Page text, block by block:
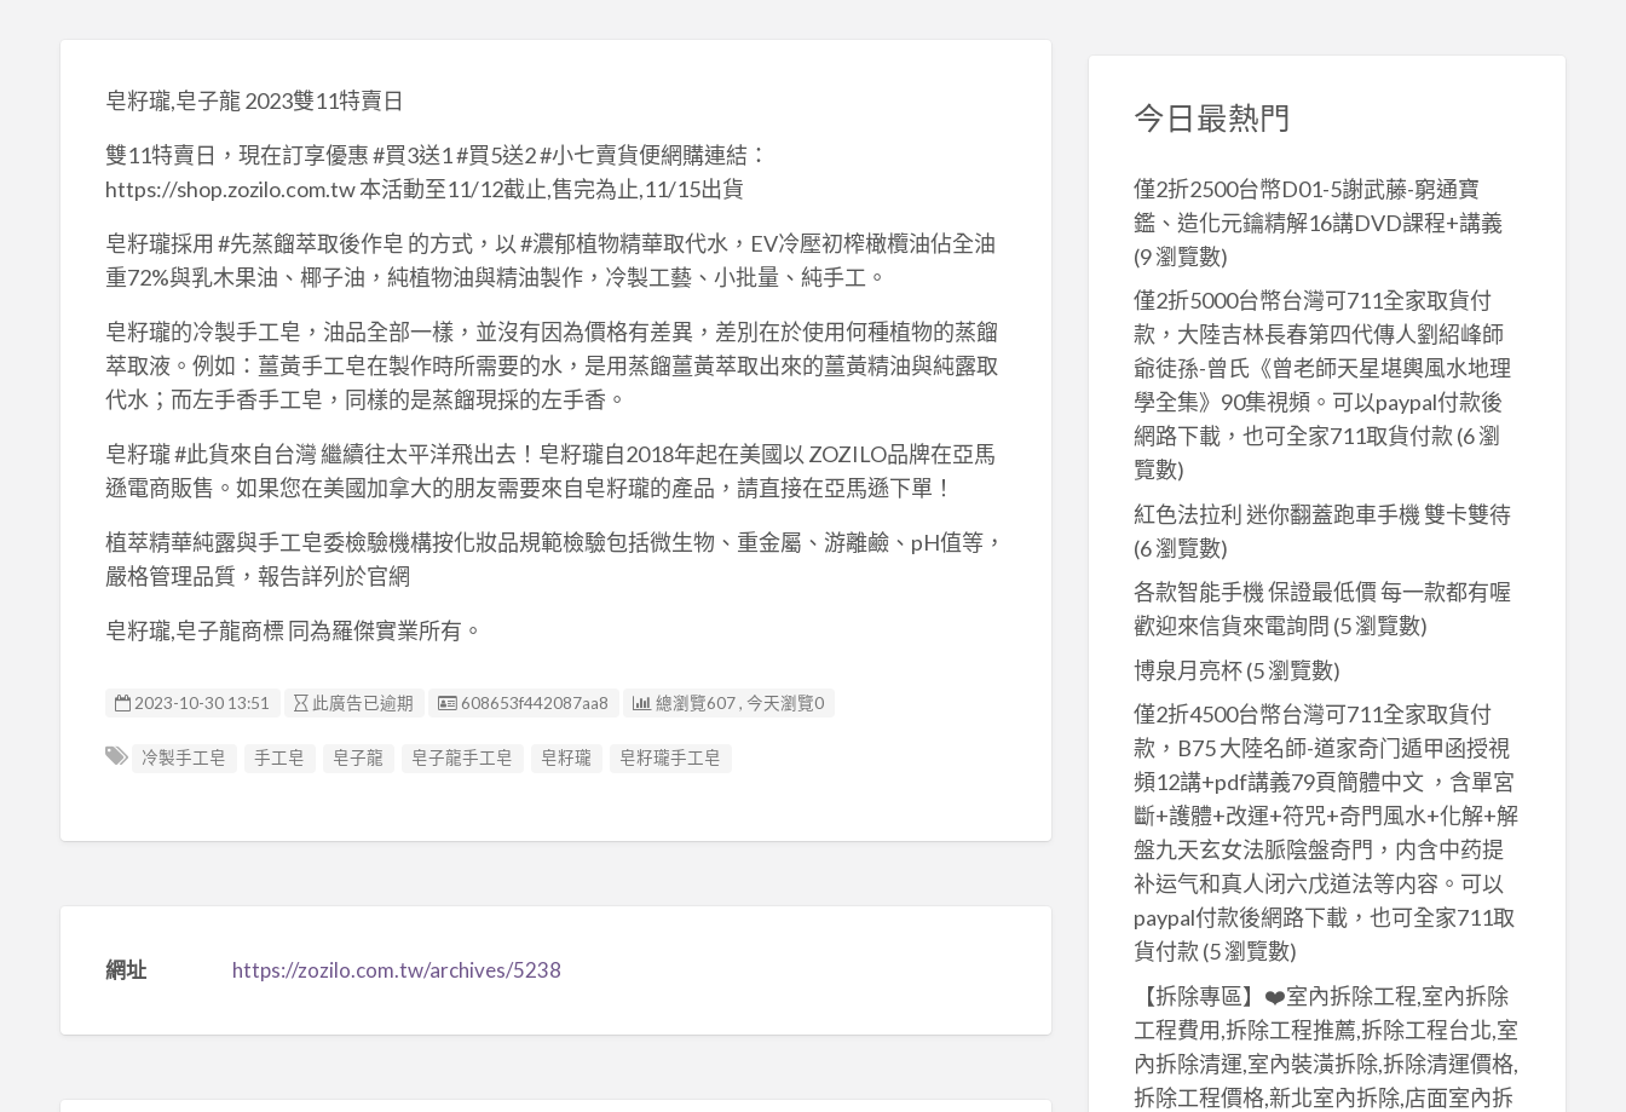
皂籽瓏,皂子龍 2023雙11特賣日
雙11特賣日，現在訂享優惠 #買3送1 #買5送2 #小七賣貨便網購連結：
https://shop.zozilo.com.tw 本活動至11/12截止,售完為止,11/15出貨
皂籽瓏採用 #先蒸餾萃取後作皂 的方式，以 #濃郁植物精華取代水，EV冷壓初榨橄欖油佔全油
重72%與乳木果油、椰子油，純植物油與精油製作，冷製工藝、小批量、純手工。
皂籽瓏的冷製手工皂，油品全部一樣，並沒有因為價格有差異，差別在於使用何種植物的蒸餾
萃取液。例如：薑黃手工皂在製作時所需要的水，是用蒸餾薑黃萃取出來的薑黃精油與純露取
代水；而左手香手工皂，同樣的是蒸餾現採的左手香。
皂籽瓏 #此貨來自台灣 繼續往太平洋飛出去！皂籽瓏自2018年起在美國以 ZOZILO品牌在亞馬
遜電商販售。如果您在美國加拿大的朋友需要來自皂籽瓏的產品，請直接在亞馬遜下單！
植萃精華純露與手工皂委檢驗機構按化妝品規範檢驗包括微生物、重金屬、游離鹼、pH值等，
嚴格管理品質，報告詳列於官網
皂籽瓏,皂子龍商標 同為羅傑實業所有。
2023-10-30 13:51 此廣告已逾期 廣告编號
608653f442087aa8 總瀏覽607 , 今天瀏覽0
冷製手工皂 手工皂 皂子龍 皂子龍手工皂 皂籽瓏 皂籽瓏手工皂
網址 https://zozilo.com.tw/archives/5238
今日最熱門
僅2折2500台幣D01-5謝武藤-窮通寶
鑑、造化元鑰精解16講DVD課程+講義
(9 瀏覽數)
僅2折5000台幣台灣可711全家取貨付
款，大陸吉林長春第四代傳人劉紹峰師
爺徒孫-曾氏《曾老師天星堪輿風水地理
學全集》90集視頻。可以paypal付款後
網路下載，也可全家711取貨付款 (6 瀏
覽數)
紅色法拉利 迷你翻蓋跑車手機 雙卡雙待
(6 瀏覽數)
各款智能手機 保證最低價 每一款都有喔
歡迎來信貨來電詢問 (5 瀏覽數)
博泉月亮杯(5 瀏覽數)
僅2折4500台幣台灣可711全家取貨付
款，B75 大陸名師-道家奇门遁甲函授視
頻12講+pdf講義79頁簡體中文 ，含單宮
斷+護體+改運+符咒+奇門風水+化解+解
盤九天玄女法脈陰盤奇門，内含中药提
补运气和真人闭六戊道法等内容。可以
paypal付款後網路下載，也可全家711取
貨付款 (5 瀏覽數)
【拆除專區】❤️室內拆除工程,室內拆除
工程費用,拆除工程推薦,拆除工程台北,室
內拆除清運,室內裝潢拆除,拆除清運價格,
拆除工程價格,新北室內拆除,店面室內拆